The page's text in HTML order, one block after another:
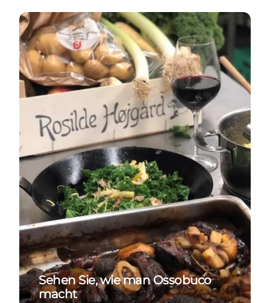
Sehen Sie, wie man Ossobuco macht
Sehen Sie, wie man Ossobuco
macht